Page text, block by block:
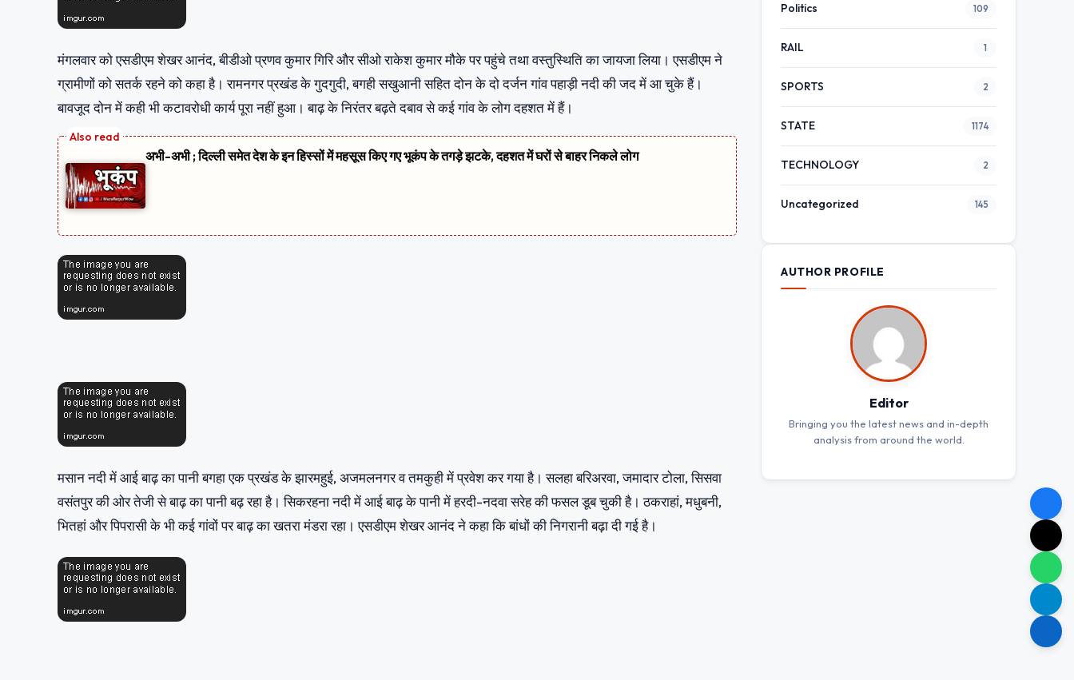
मंगलवार को एसडीएम शेखर आनंद, बीडीओ प्रणव कुमार गिरि और सीओ राकेश कुमार मौके पर पहुंचे तथा वस्तुस्थिति का जायजा लिया। एसडीएम ने
ग्रामीणों को सतर्क रहने को कहा है। रामनगर प्रखंड के गुदगुदी, बगही सखुआनी सहित दोन के दो दर्जन गांव पहाड़ी नदी की जद में आ चुके हैं।
बावजूद दोन में कही भी कटावरोधी कार्य पूरा नहीं हुआ। बाढ़ के निरंतर बढ़ते दबाव से कई गांव के लोग दहशत में हैं।
अभी-अभी ; दिल्ली समेत देश के इन हिस्सों में महसूस किए गए भूकंप के तगड़े झटके, दहशत में घरों से बाहर निकले लोग
मसान नदी में आई बाढ़ का पानी बगहा एक प्रखंड के झारमहुई, अजमलनगर व तमकुही में प्रवेश कर गया है। सलहा बरिअरवा, जमादार टोला, सिसवा
वसंतपुर की ओर तेजी से बाढ़ का पानी बढ़ रहा है। सिकरहना नदी में आई बाढ़ के पानी में हरदी-नदवा सरेह की फसल डूब चुकी है। ठकराहां, मधुबनी,
भितहां और पिपरासी के भी कई गांवों पर बाढ़ का खतरा मंडरा रहा। एसडीएम शेखर आनंद ने कहा कि बांधों की निगरानी बढ़ा दी गई है।
Politics 109
RAIL 1
SPORTS 2
STATE 1174
TECHNOLOGY 2
Uncategorized 145
AUTHOR PROFILE
Editor
Bringing you the latest news and in-depth
analysis from around the world.